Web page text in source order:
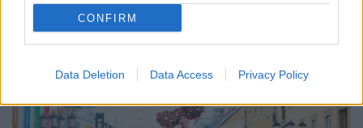
CONFIRM
Data Deletion Data Access Privacy Policy
1 hozzászólás